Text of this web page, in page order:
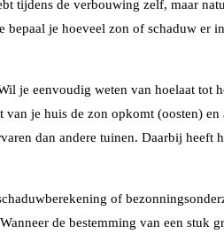
tijdens de verbouwing zelf, maar
je hoeveel zon of schaduw
je eenvoudig weten van hoelaat tot
je huis de zon opkomt (oosten) en
dan andere tuinen. Daarbij heeft
of
de bestemming van een stuk